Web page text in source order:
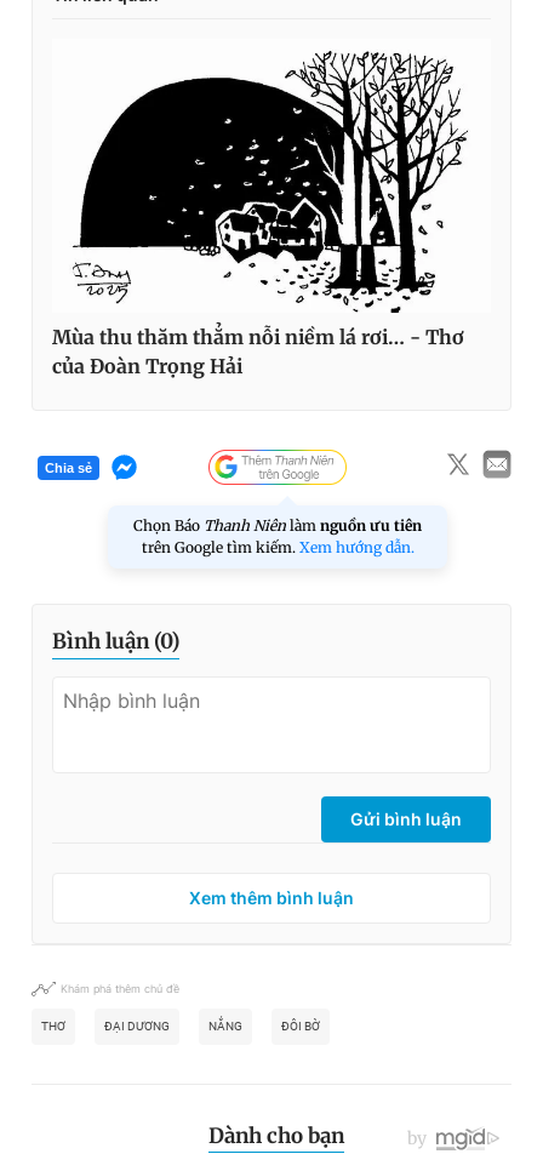
Mùa thu thăm thẳm nỗi niềm lá rơi… - Thơ
của Đoàn Trọng Hải
Chia sẻ
Chọn Báo Thanh Niên làm nguồn ưu tiên
trên Google tìm kiếm. Xem hướng dẫn.
Bình luận (0)
Gửi bình luận
Xem thêm bình luận
Khám phá thêm chủ đề
THƠ ĐẠI DƯƠNG NẮNG ĐÔI BỜ